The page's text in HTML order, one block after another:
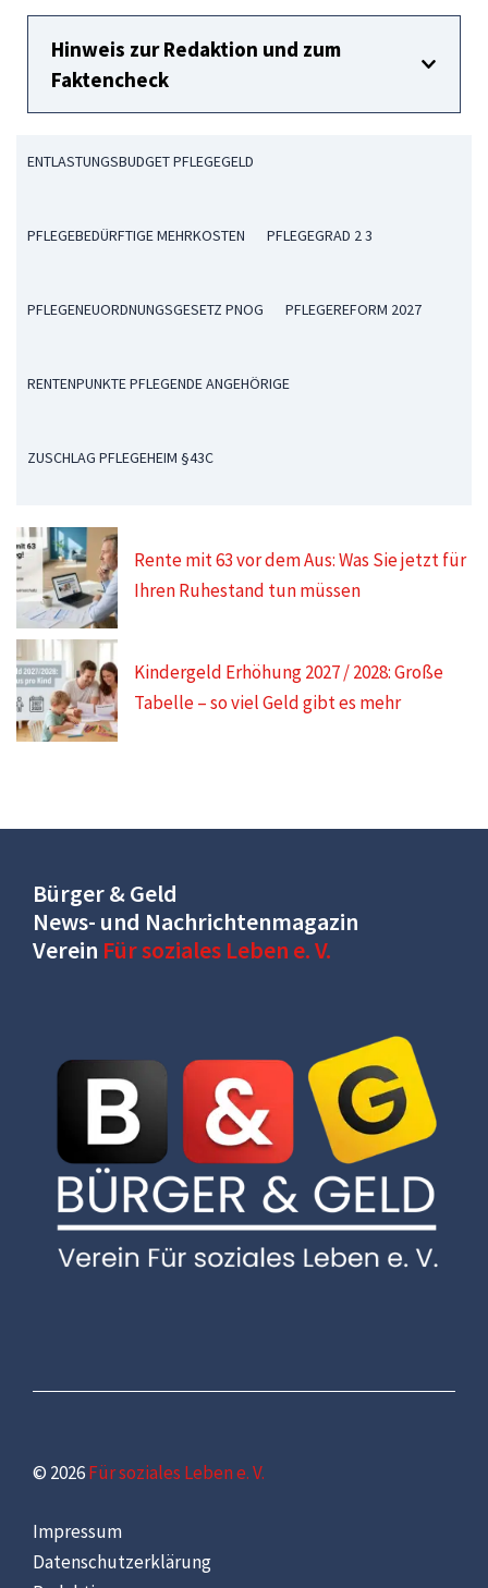
Hinweis zur Redaktion und zum
Faktencheck
ENTLASTUNGSBUDGET PFLEGEGELD
PFLEGEBEDÜRFTIGE MEHRKOSTEN PFLEGEGRAD 2 3
PFLEGENEUORDNUNGSGESETZ PNOG PFLEGEREFORM 2027
RENTENPUNKTE PFLEGENDE ANGEHÖRIGE
ZUSCHLAG PFLEGEHEIM §43C
Rente mit 63 vor dem Aus: Was Sie jetzt für
Ihren Ruhestand tun müssen
Kindergeld Erhöhung 2027 / 2028: Große
Tabelle – so viel Geld gibt es mehr
Bürger & Geld
News- und Nachrichtenmagazin
Verein Für soziales Leben e. V.
© 2026Für soziales Leben e. V.
Impressum
Datenschutzerklärung